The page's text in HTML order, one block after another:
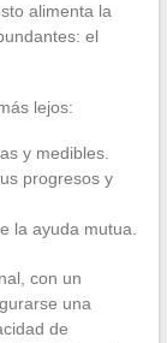
alimenta la
el
lejos:
y medibles.
progresos y
la ayuda mutua.
con un
una
de